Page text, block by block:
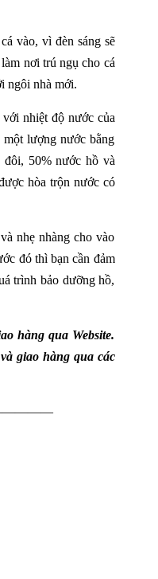
vào, vì đèn sáng sẽ
nơi trú ngụ cho cá
ngôi nhà mới.
nhiệt độ nước của
lượng nước bằng
đôi, 50% nước hồ và
hòa trộn nước có
nhẹ nhàng cho vào
đó thì bạn cần đảm
trình bảo dưỡng hồ,
hàng qua Website.
giao hàng qua các